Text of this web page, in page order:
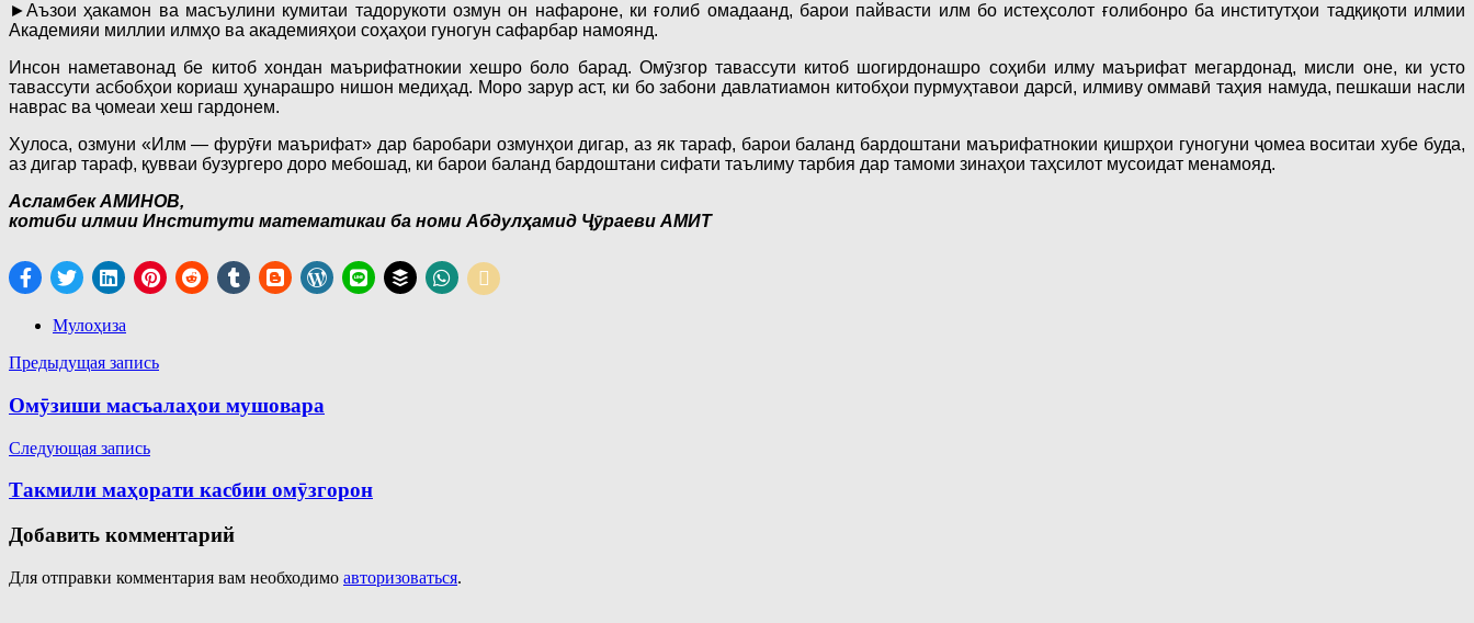
►Аъзои ҳакамон ва масъулини кумитаи тадорукоти озмун он нафароне, ки ғолиб омадаанд, барои пайвасти илм бо истеҳсолот ғолибонро ба институтҳои тадқиқоти илмии
Академияи миллии илмҳо ва академияҳои соҳаҳои гуногун сафарбар намоянд.
Инсон наметавонад бе китоб хондан маърифатнокии хешро боло барад. Омӯзгор тавассути китоб шогирдонашро соҳиби илму маърифат мегардонад, мисли оне, ки усто
тавассути асбобҳои кориаш ҳунарашро нишон медиҳад. Моро зарур аст, ки бо забони давлатиамон китобҳои пурмуҳтавои дарсӣ, илмиву оммавӣ таҳия намуда, пешкаши насли
наврас ва ҷомеаи хеш гардонем.
Хулоса, озмуни «Илм — фурӯғи маърифат» дар баробари озмунҳои дигар, аз як тараф, барои баланд бардоштани маърифатнокии қишрҳои гуногуни ҷомеа воситаи хубе буда,
аз дигар тараф, қувваи бузургеро доро мебошад, ки барои баланд бардоштани сифати таълиму тарбия дар тамоми зинаҳои таҳсилот мусоидат менамояд.
Асламбек АМИНОВ,
котиби илмии Институти математикаи ба номи Абдулҳамид Ҷӯраеви АМИТ
Мулоҳиза
Навигация
по
записям
Предыдущая запись
Омӯзиши масъалаҳои мушовара
Следующая запись
Такмили маҳорати касбии омӯзгорон
Добавить комментарий
Для отправки комментария вам необходимо авторизоваться.